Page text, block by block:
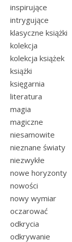
inspirujące
intrygujące
klasyczne książki
kolekcja
kolekcja książek
książki
księgarnia
literatura
magia
magiczne
niesamowite
nieznane światy
niezwykłe
nowe horyzonty
nowości
nowy wymiar
oczarować
odkrycia
odkrywanie